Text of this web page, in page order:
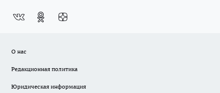
О нас
Редакционная политика
Юридическая информация